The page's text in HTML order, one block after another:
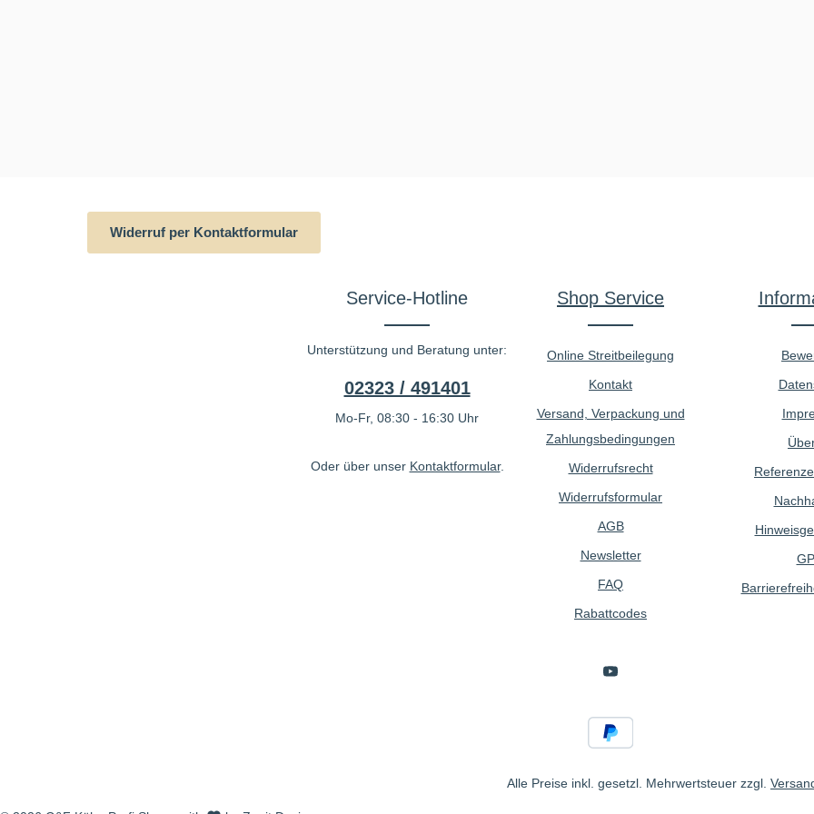
Widerruf per Kontaktformular
Service-Hotline
Unterstützung und Beratung unter:
02323 / 491401
Mo-Fr, 08:30 - 16:30 Uhr
Oder über unser Kontaktformular.
Shop Service
Online Streitbeilegung
Kontakt
Versand, Verpackung und
Zahlungsbedingungen
Widerrufsrecht
Widerrufsformular
AGB
Newsletter
FAQ
Rabattcodes
Alle Preise inkl. gesetzl. Mehrwertsteuer zzgl.